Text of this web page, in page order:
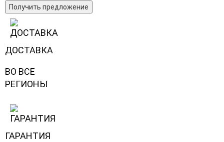
Получить предложение
ДОСТАВКА
ВО ВСЕ
РЕГИОНЫ
ГАРАНТИЯ